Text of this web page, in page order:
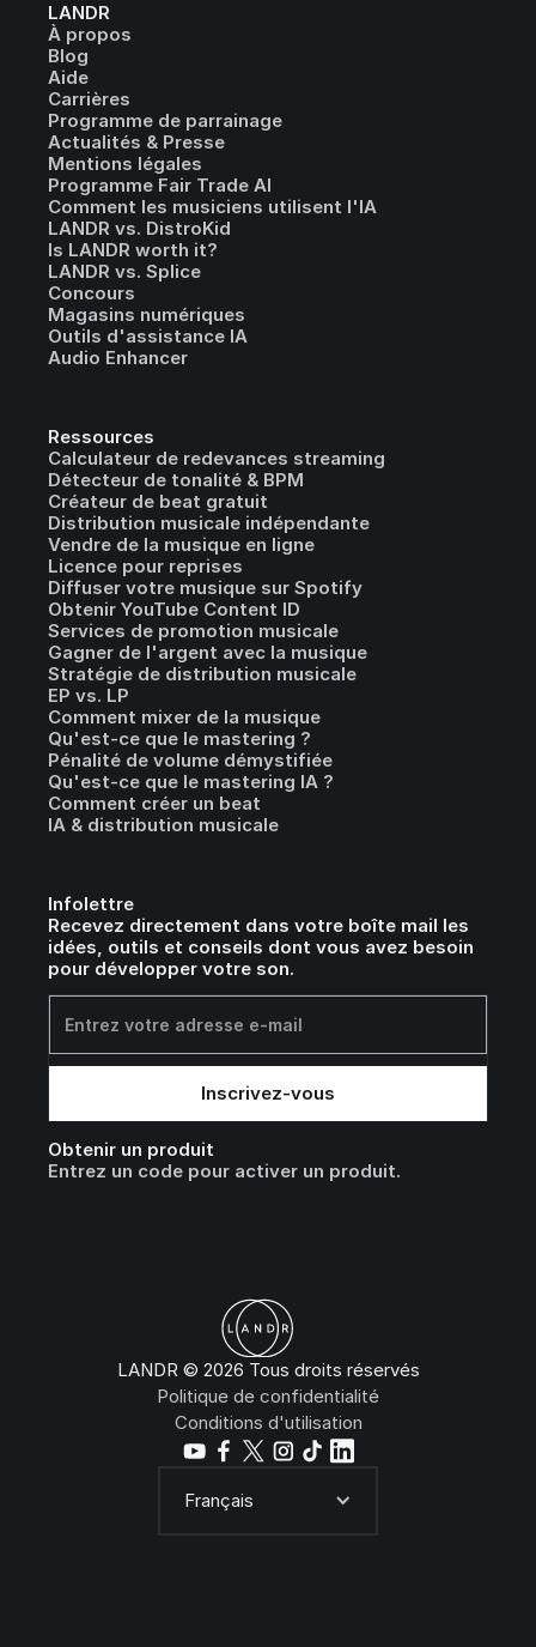
LANDR
À propos
Blog
Aide
Carrières
Programme de parrainage
Actualités & Presse
Mentions légales
Programme Fair Trade AI
Comment les musiciens utilisent l'IA
LANDR vs. DistroKid
Is LANDR worth it?
LANDR vs. Splice
Concours
Magasins numériques
Outils d'assistance IA
Audio Enhancer
Ressources
Calculateur de redevances streaming
Détecteur de tonalité & BPM
Créateur de beat gratuit
Distribution musicale indépendante
Vendre de la musique en ligne
Licence pour reprises
Diffuser votre musique sur Spotify
Obtenir YouTube Content ID
Services de promotion musicale
Gagner de l'argent avec la musique
Stratégie de distribution musicale
EP vs. LP
Comment mixer de la musique
Qu'est-ce que le mastering ?
Pénalité de volume démystifiée
Qu'est-ce que le mastering IA ?
Comment créer un beat
IA & distribution musicale
Infolettre
Recevez directement dans votre boîte mail les
idées, outils et conseils dont vous avez besoin
pour développer votre son.
Obtenir un produit
Entrez un code pour activer un produit.
LANDR © 2026 Tous droits réservés
Politique de confidentialité
Conditions d'utilisation
Français